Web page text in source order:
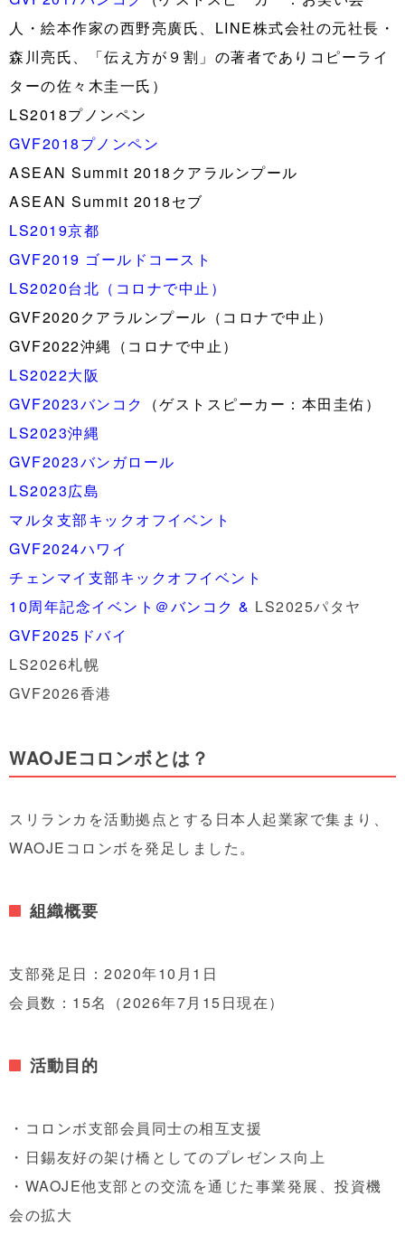
人・絵本作家の西野亮廣氏、LINE株式会社の元社長・
森川亮氏、「伝え方が９割」の著者でありコピーライ
ターの佐々木圭一氏）
LS2018プノンペン
GVF2018プノンペン
ASEAN Summit 2018クアラルンプール
ASEAN Summit 2018セブ
LS2019京都
GVF2019 ゴールドコースト
LS2020台北（コロナで中止）
GVF2020クアラルンプール（コロナで中止）
GVF2022沖縄（コロナで中止）
LS2022大阪
GVF2023バンコク
（ゲストスピーカー：本田圭佑）
LS2023沖縄
GVF2023バンガロール
LS2023広島
マルタ支部キックオフイベント
GVF2024ハワイ
チェンマイ支部キックオフイベント
10周年記念イベント＠バンコク & LS2025パタヤ
GVF2025ドバイ
LS2026札幌
GVF2026香港
WAOJEコロンボとは？
スリランカを活動拠点とする日本人起業家で集まり、
WAOJEコロンボを発足しました。
組織概要
支部発足日：2020年10月1日
会員数：15名（2026年7月15日現在）
活動目的
・コロンボ支部会員同士の相互支援
・日錫友好の架け橋としてのプレゼンス向上
・WAOJE他支部との交流を通じた事業発展、投資機
会の拡大